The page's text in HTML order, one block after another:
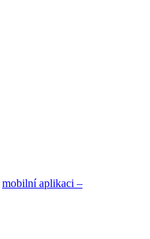
mobilní aplikaci –